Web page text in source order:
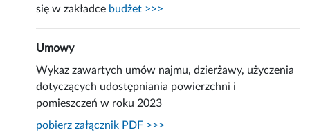
się w zakładce budżet >>>
Umowy
Wykaz zawartych umów najmu, dzierżawy, użyczenia
dotyczących udostępniania powierzchni i
pomieszczeń w roku 2023
pobierz załącznik PDF >>>